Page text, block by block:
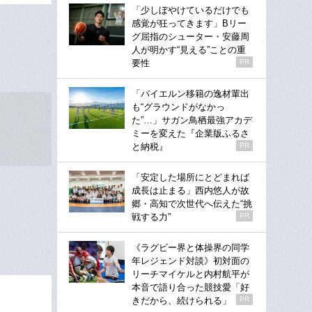
「少しぼやけているだけでも
感覚が狂ってきます」Bリー
グ屈指のシューター・安藤周
人が明かす“見える”ことの重
要性
PR
「バイエルン移籍の逸材輩出
も“グラウンドがなかっ
た”…」サガン鳥栖最強アカデ
ミーを変えた『企業版ふるさ
と納税』
PR
「安定した場所にとどまれば
成長は止まる」西内悠人が故
郷・高知で次世代へ伝えた“挑
戦する力”
PR
《ラグビー界と体操界の同学
年レジェンド対談》初対面の
リーチマイケルと内村航平が
本音で語り合った競技愛「好
きだから、続けられる」
PR